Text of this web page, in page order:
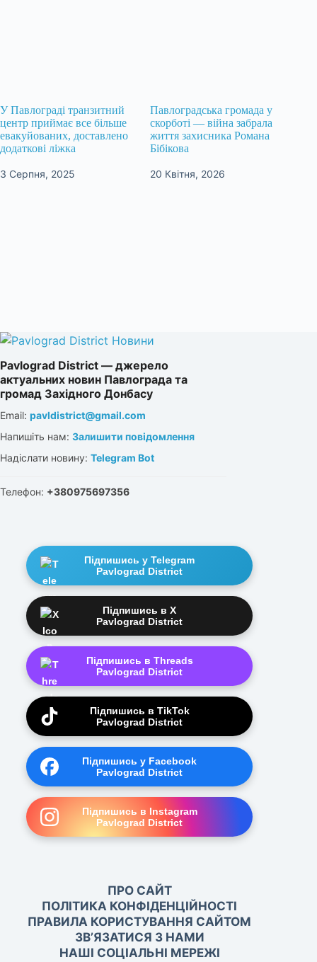
У Павлограді транзитний
центр приймає все більше
евакуйованих, доставлено
додаткові ліжка
3 Серпня, 2025
Павлоградська громада у
скорботі — війна забрала
життя захисника Романа
Бібікова
20 Квітня, 2026
Pavlograd District — джерело
актуальних новин Павлограда та
громад Західного Донбасу
Email: pavldistrict@gmail.com
Напишіть нам: Залишити повідомлення
Надіслати новину: Telegram Bot
Телефон: +380975697356
Підпишись у Telegram
Pavlograd District
Підпишись в X
Pavlograd District
Підпишись в Threads
Pavlograd District
Підпишись в TikTok
Pavlograd District
Підпишись у Facebook
Pavlograd District
Підпишись в Instagram
Pavlograd District
ПРО САЙТ
ПОЛІТИКА КОНФІДЕНЦІЙНОСТІ
ПРАВИЛА КОРИСТУВАННЯ САЙТОМ
ЗВ’ЯЗАТИСЯ З НАМИ
НАШІ СОЦІАЛЬНІ МЕРЕЖІ